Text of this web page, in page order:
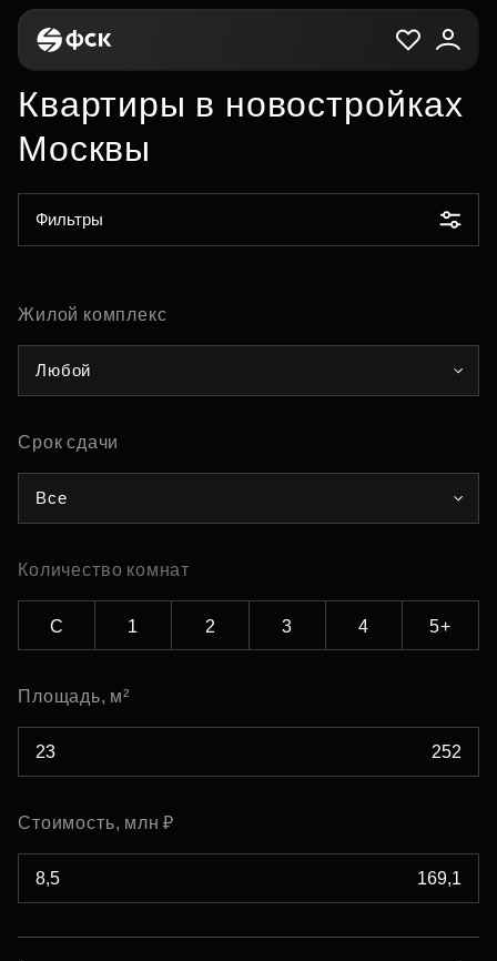
Квартиры в новостройках
Москвы
Фильтры
Жилой комплекс
Любой
Срок сдачи
Все
Количество комнат
С 1 2 3 4 5+
Площадь, м²
Стоимость, млн ₽